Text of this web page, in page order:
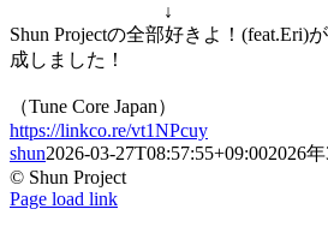
↓
Shun Projectの全部好きよ！(feat.Eri)
成しました！
（Tune Core Japan）
https://linkco.re/vt1NPcuy
shun2026-03-27T08:57:55+09:002026
© Shun Project
YouTube
Instagram
Facebook
Facebook
Page load link